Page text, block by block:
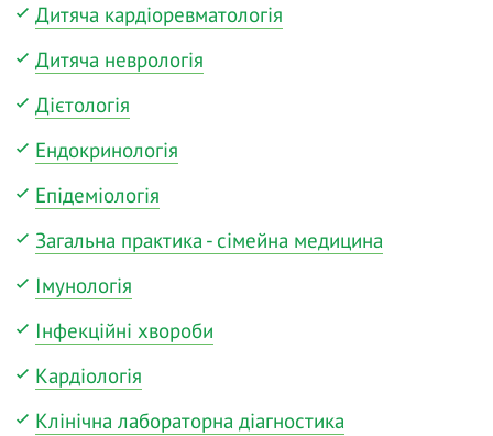
Дитяча кардіоревматологія
Дитяча неврологія
Дієтологія
Ендокринологія
Епідеміологія
Загальна практика - сімейна медицина
Імунологія
Інфекційні хвороби
Кардіологія
Клінічна лабораторна діагностика